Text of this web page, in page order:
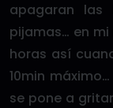
apagaran
pijamas… en
horas así
10min
se pone a